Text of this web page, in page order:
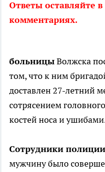
Ответы оставляйте в
комментариях.
больницыВолжска
том, что к ним
доставлен 27-летний
сотрясением
костей носа и
Сотрудники
мужчину было